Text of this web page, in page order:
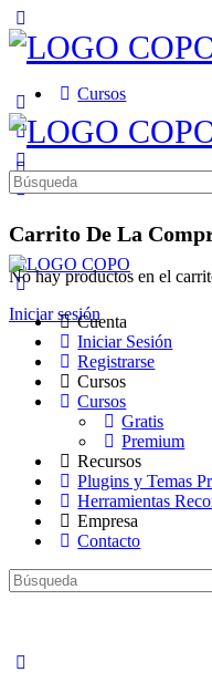
Side
Panel
Cursos
More
options
Carrito De La
No hay productos en el
Iniciar sesión
Búsqueda
de:
Cuenta
Iniciar Sesión
Registrarse
Cursos
Cursos
Gratis
Premium
Recursos
Plugins y Temas
Herramientas
Empresa
Contacto
Búsqueda
de: